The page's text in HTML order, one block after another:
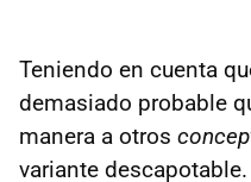
Teniendo en cuenta
demasiado probable
manera a otros
variante descapotable.